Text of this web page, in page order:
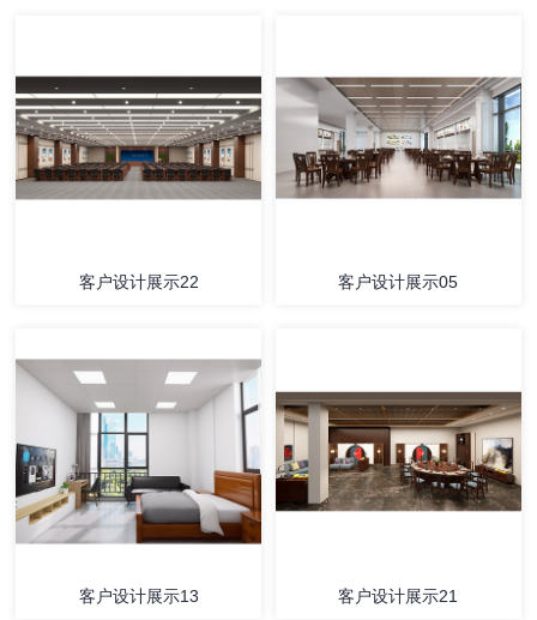
客户设计展示22 客户设计展示05
客户设计展示13 客户设计展示21